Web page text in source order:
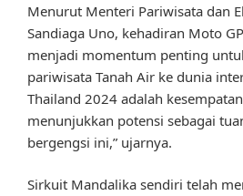
Menurut Menteri Pariwisata dan
Sandiaga Uno, kehadiran Moto
menjadi momentum penting
pariwisata Tanah Air ke dunia
Thailand 2024 adalah
menunjukkan potensi sebagai
bergengsi ini,” ujarnya.
Sirkuit Mandalika sendiri telah